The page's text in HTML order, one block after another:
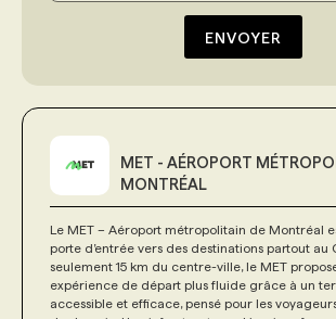
ENVOYER
MET - AÉROPORT
MONTRÉAL
Le MET – Aéroport métropolitain de Montréal
porte d’entrée vers des destinations partout au
seulement 15 km du centre-ville, le MET
expérience de départ plus fluide grâce à un
accessible et efficace, pensé pour les